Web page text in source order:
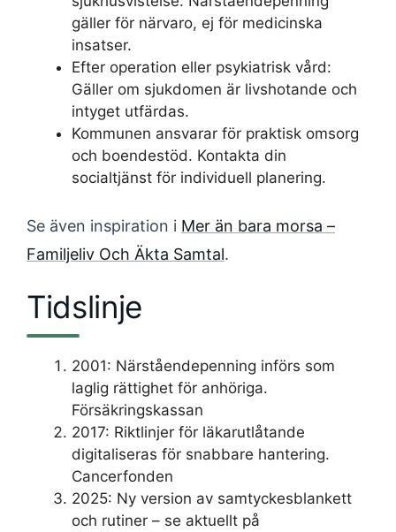
gäller för närvaro, ej för medicinska
insatser.
Efter operation eller psykiatrisk vård:
Gäller om sjukdomen är livshotande och
intyget utfärdas.
Kommunen ansvarar för praktisk omsorg
och boendestöd. Kontakta din
socialtjänst för individuell planering.
Se även inspiration i Mer än bara morsa –
Familjeliv Och Äkta Samtal.
Tidslinje
2001: Närståendepenning införs som
laglig rättighet för anhöriga.
Försäkringskassan
2017: Riktlinjer för läkarutlåtande
digitaliseras för snabbare hantering.
Cancerfonden
2025: Ny version av samtyckesblankett
och rutiner – se aktuellt på